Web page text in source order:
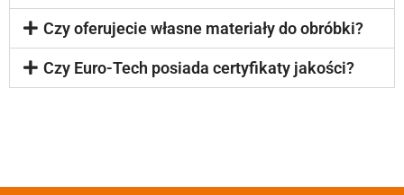
Czy oferujecie własne materiały do obróbki?
Czy Euro-Tech posiada certyfikaty jakości?